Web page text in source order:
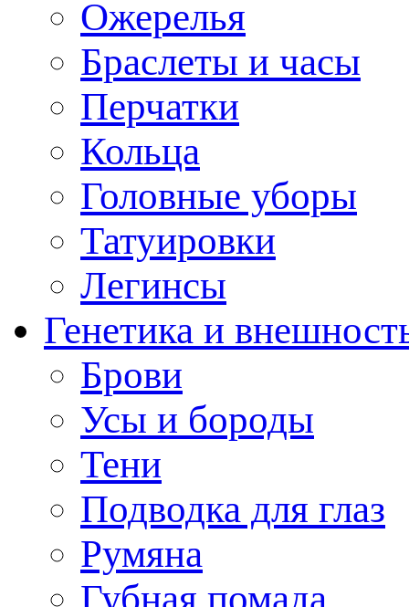
Ожерелья
Браслеты и часы
Перчатки
Кольца
Головные уборы
Татуировки
Легинсы
Генетика и
Брови
Усы и бороды
Тени
Подводка для глаз
Румяна
Губная помада